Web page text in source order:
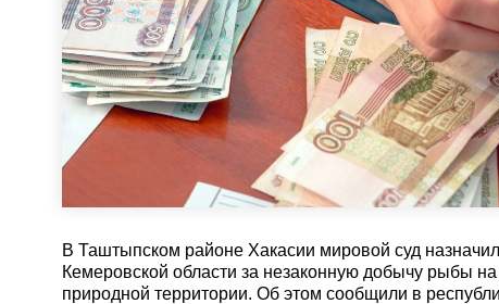
В Таштыпском районе Хакасии мировой суд
Кемеровской области за незаконную добычу рыбы
природной территории. Об этом сообщили в